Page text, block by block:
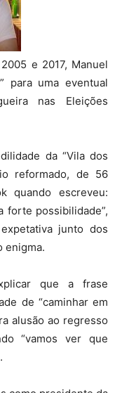
e 2017, Manuel
para uma eventual
nas Eleições
da “Vila dos
reformado, de 56
quando escreveu:
forte possibilidade”,
junto dos
enigma.
que a frase
de “caminhar em
alusão ao regresso
“vamos ver que